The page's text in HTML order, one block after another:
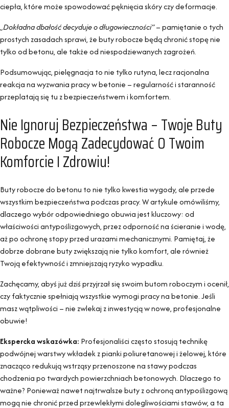
ciepła, które może spowodować pęknięcia skóry czy deformacje.
„Dokładna dbałość decyduje o długowieczności”– pamiętanie o tych
prostych zasadach sprawi, że buty robocze będą chronić stopę nie
tylko od betonu, ale także od niespodziewanych zagrożeń.
Podsumowując, pielęgnacja to nie tylko rutyna, lecz racjonalna
reakcja na wyzwania pracy w betonie – regularność i staranność
przeplatają się tu z bezpieczeństwem i komfortem.
Nie Ignoruj Bezpieczeństwa – Twoje Buty
Robocze Mogą Zadecydować O Twoim
Komforcie I Zdrowiu!
Buty robocze do betonu to nie tylko kwestia wygody, ale przede
wszystkim bezpieczeństwa podczas pracy. W artykule omówiliśmy,
dlaczego wybór odpowiedniego obuwia jest kluczowy: od
właściwości antypoślizgowych, przez odporność na ścieranie i wodę,
aż po ochronę stopy przed urazami mechanicznymi. Pamiętaj, że
dobrze dobrane buty zwiększają nie tylko komfort, ale również
Twoją efektywność i zmniejszają ryzyko wypadku.
Zachęcamy, abyś już dziś przyjrzał się swoim butom roboczym i ocenił,
czy faktycznie spełniają wszystkie wymogi pracy na betonie. Jeśli
masz wątpliwości – nie zwlekaj z inwestycją w nowe, profesjonalne
obuwie!
Ekspercka wskazówka: Profesjonaliści często stosują technikę
podwójnej warstwy wkładek z pianki poliuretanowej i żelowej, które
znacząco redukują wstrząsy przenoszone na stawy podczas
chodzenia po twardych powierzchniach betonowych. Dlaczego to
ważne? Ponieważ nawet najtrwalsze buty z ochroną antypoślizgową
mogą nie chronić przed przewlekłymi dolegliwościami stawów, a ta